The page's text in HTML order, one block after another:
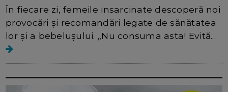
În fiecare zi, femeile insarcinate descoperă noi
provocări și recomandări legate de sănătatea
lor și a bebelușului. „Nu consuma asta! Evită...